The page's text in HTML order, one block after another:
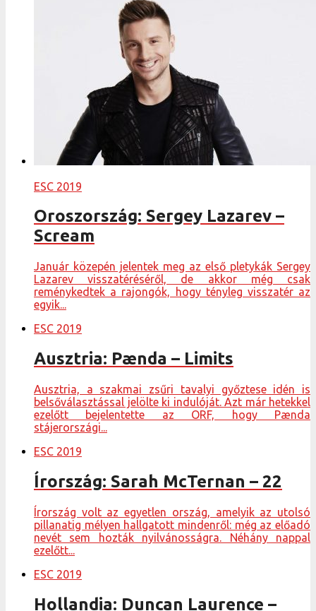
ESC 2019
Oroszország: Sergey Lazarev –
Scream
Január közepén jelentek meg az első pletykák Sergey
Lazarev visszatéréséről, de akkor még csak
reménykedtek a rajongók, hogy tényleg visszatér az
egyik...
ESC 2019
Ausztria: Pænda – Limits
Ausztria, a szakmai zsűri tavalyi győztese idén is
belsőválasztással jelölte ki indulóját. Azt már hetekkel
ezelőtt bejelentette az ORF, hogy Pænda
stájerországi...
ESC 2019
Írország: Sarah McTernan – 22
Írország volt az egyetlen ország, amelyik az utolsó
pillanatig mélyen hallgatott mindenről: még az előadó
nevét sem hozták nyilvánosságra. Néhány nappal
ezelőtt...
ESC 2019
Hollandia: Duncan Laurence –